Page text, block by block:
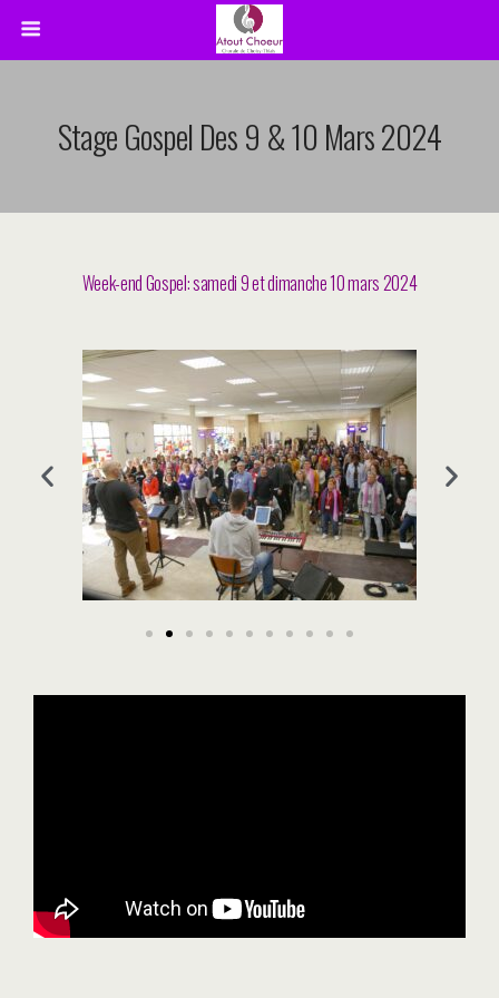
Stage Gospel Des 9 & 10 Mars 2024
Week-end Gospel: samedi 9 et dimanche 10 mars 2024